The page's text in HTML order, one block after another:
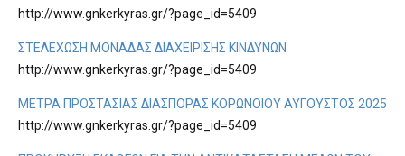
http://www.gnkerkyras.gr/?page_id=5409
ΣΤΕΛΈΧΩΣΗ ΜΟΝΆΔΑΣ ΔΙΑΧΕΊΡΙΣΗΣ ΚΙΝΔΎΝΩΝ
http://www.gnkerkyras.gr/?page_id=5409
ΜΕΤΡΑ ΠΡΟΣΤΑΣΙΑΣ ΔΙΑΣΠΟΡΑΣ ΚΟΡΩΝΟΙΟΥ ΑΥΓΟΥΣΤΟΣ 2025
http://www.gnkerkyras.gr/?page_id=5409